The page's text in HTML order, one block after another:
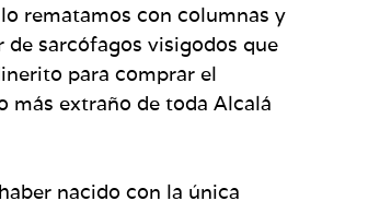
rematamos con columnas y
sarcófagos visigodos que
para comprar el
más extraño de toda Alcalá
nacido con la única